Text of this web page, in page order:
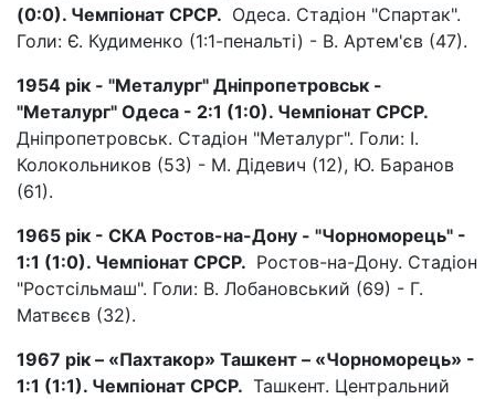
(0:0). Чемпіонат СРСР. Одеса. Стадіон "Спартак".
Голи: Є. Кудименко (1:1-пенальті) - В. Артем'єв (47).
1954 рік - "Металург" Дніпропетровськ -
"Металург" Одеса - 2:1 (1:0). Чемпіонат СРСР.
Дніпропетровськ. Стадіон "Металург". Голи: І.
Колокольников (53) - М. Дідевич (12), Ю. Баранов
(61).
1965 рік - СКА Ростов-на-Дону - "Чорноморець" -
1:1 (1:0). Чемпіонат СРСР. Ростов-на-Дону. Стадіон
"Ростсільмаш". Голи: В. Лобановський (69) - Г.
Матвєєв (32).
1967 рік – «Пахтакор» Ташкент – «Чорноморець» -
1:1 (1:1). Чемпіонат СРСР. Ташкент. Центральний